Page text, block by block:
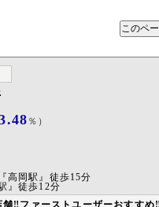
％）
高岡駅』徒歩15分
徒歩12分
‼ファーストユーザーおすすめ